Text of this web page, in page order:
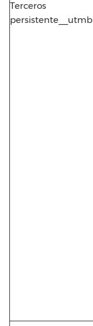
Terceros
persistente__utmb